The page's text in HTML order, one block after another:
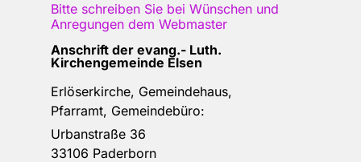
Bitte schreiben Sie bei Wünschen und
Anregungen dem Webmaster
Anschrift der evang.- Luth.
Kirchengemeinde Elsen
Erlöserkirche, Gemeindehaus,
Pfarramt, Gemeindebüro:
Urbanstraße 36
33106 Paderborn